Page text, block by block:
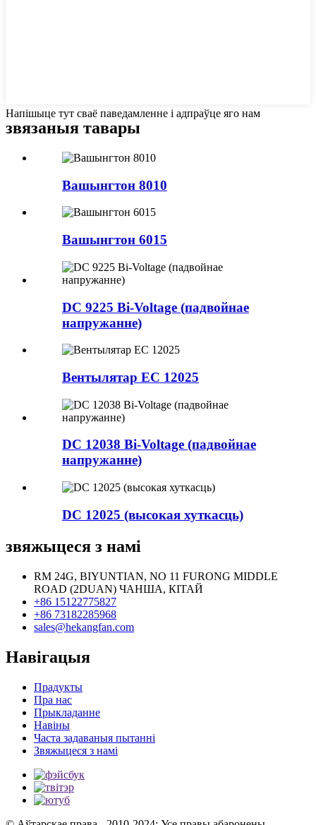
Напішыце тут сваё паведамленне і адпраўце яго нам
звязаныя тавары
Вашынгтон 8010
Вашынгтон 6015
DC 9225 Bi-Voltage (падвойнае
напружанне)
Вентылятар EC 12025
DC 12038 Bi-Voltage (падвойнае
напружанне)
DC 12025 (высокая хуткасць)
звяжыцеся з намі
RM 24G, BIYUNTIAN, NO 11 FURONG MIDDLE
ROAD (2DUAN) ЧАНША, КІТАЙ
+86 15122775827
+86 73182285968
sales@hekangfan.com
Навігацыя
Прадукты
Пра нас
Прыкладанне
Навіны
Часта задаваныя пытанні
Звяжыцеся з намі